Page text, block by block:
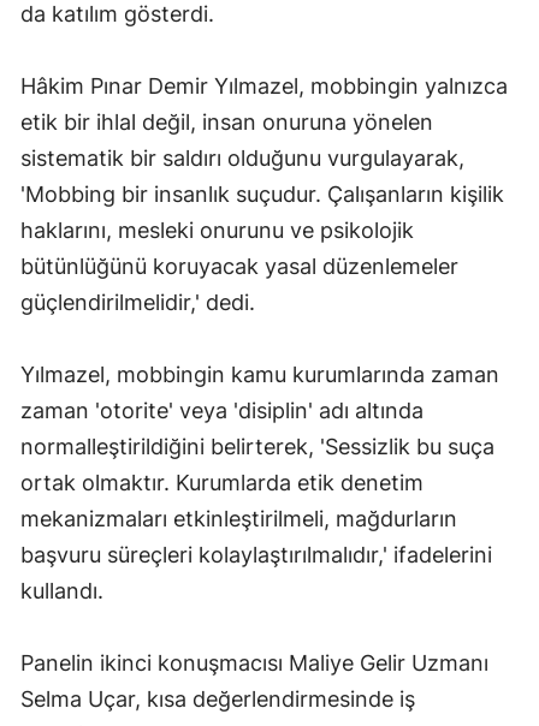
da katılım gösterdi.
Hâkim Pınar Demir Yılmazel, mobbingin yalnızca
etik bir ihlal değil, insan onuruna yönelen
sistematik bir saldırı olduğunu vurgulayarak,
'Mobbing bir insanlık suçudur. Çalışanların kişilik
haklarını, mesleki onurunu ve psikolojik
bütünlüğünü koruyacak yasal düzenlemeler
güçlendirilmelidir,' dedi.
Yılmazel, mobbingin kamu kurumlarında zaman
zaman 'otorite' veya 'disiplin' adı altında
normalleştirildiğini belirterek, 'Sessizlik bu suça
ortak olmaktır. Kurumlarda etik denetim
mekanizmaları etkinleştirilmeli, mağdurların
başvuru süreçleri kolaylaştırılmalıdır,' ifadelerini
kullandı.
Panelin ikinci konuşmacısı Maliye Gelir Uzmanı
Selma Uçar, kısa değerlendirmesinde iş